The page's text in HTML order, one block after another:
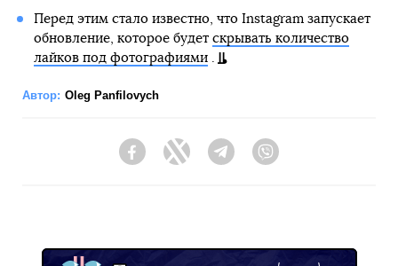
Перед этим стало известно, что Instagram запускает
обновление, которое будет скрывать количество
лайков под фотографиями.
Автор: Oleg Panfilovych
FacebookTwitter Telegram